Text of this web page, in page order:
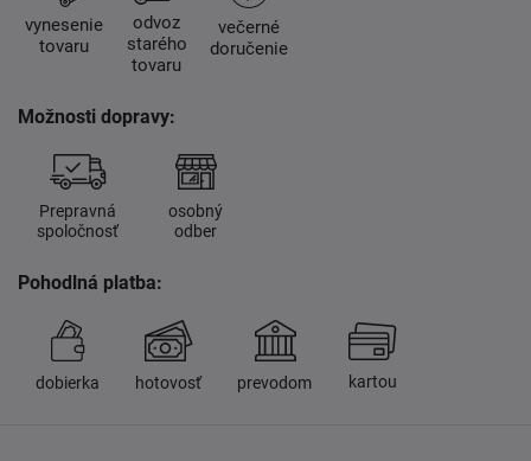
vynesenie
tovaru
odvoz
starého
tovaru
večerné
doručenie
Možnosti dopravy:
Prepravná
spoločnosť
osobný
odber
Pohodlná platba:
dobierka hotovosť prevodom kartou